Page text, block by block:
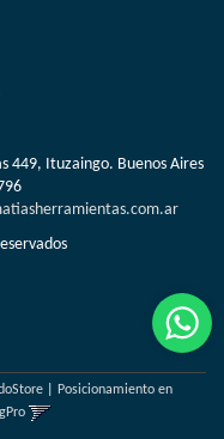
449, Ituzaingo. Buenos Aires
| Posicionamiento en